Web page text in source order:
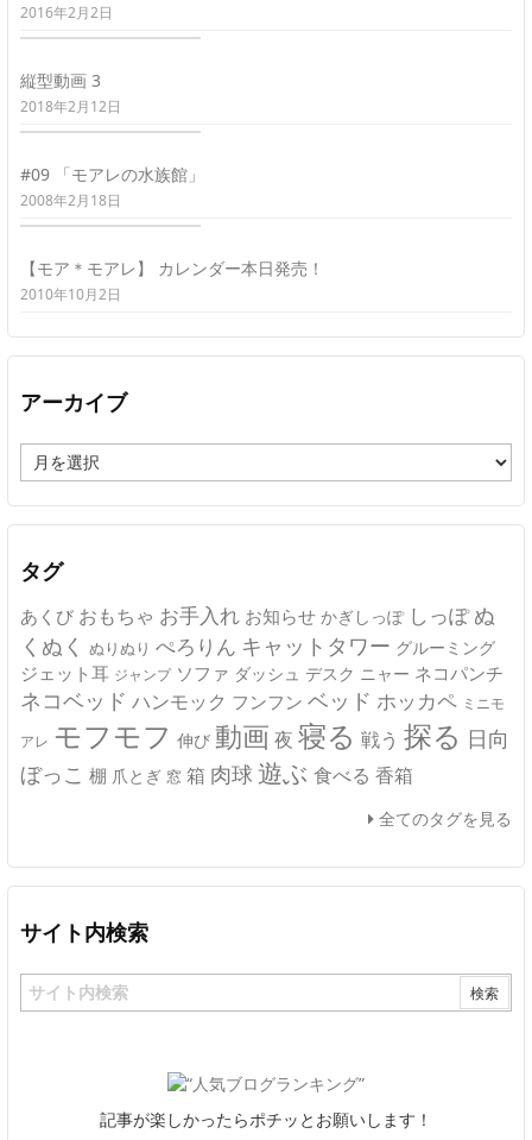
2016年2月2日
縦型動画 3
2018年2月12日
#09 「モアレの水族館」
2008年2月18日
【モア＊モアレ】 カレンダー本日発売！
2010年10月2日
アーカイブ
ー
カ
イ
タグ
あくび おもちゃ お手入れ お知らせ かぎしっぽ しっぽ ぬ
くぬく ぬりぬり ぺろりん キャットタワー グルーミング
ジェット耳 ジャンプ ソファ ダッシュ デスク ニャー ネコパンチ
ネコベッド ハンモック フンフン ベッド ホッカペ ミニモ
アレ モフモフ 伸び 動画 夜 寝る 戦う 探る 日向
ぼっこ 棚 爪とぎ 窓 箱 肉球 遊ぶ 食べる 香箱
全てのタグを見る
サイト内検索
記事が楽しかったらポチッとお願いします！